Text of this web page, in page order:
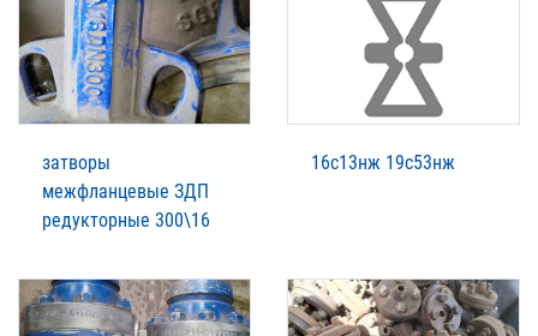
затворы
межфланцевые ЗДП
редукторные 300\16
16с13нж 19с53нж